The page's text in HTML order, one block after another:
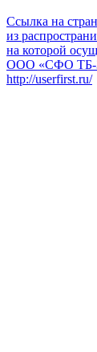
Ссылка на
из
на которой
ООО «СФО ТБ-
http://userfirst.ru/